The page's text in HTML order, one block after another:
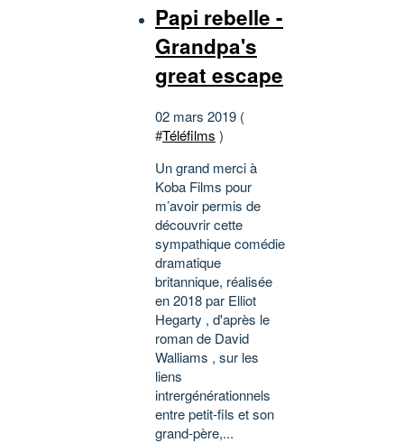
Papi rebelle -
Grandpa's
great escape
02 mars 2019 (
#Téléfilms )
Un grand merci à
Koba Films pour
m’avoir permis de
découvrir cette
sympathique comédie
dramatique
britannique, réalisée
en 2018 par Elliot
Hegarty , d'après le
roman de David
Walliams , sur les
liens
intrergénérationnels
entre petit-fils et son
grand-père,...